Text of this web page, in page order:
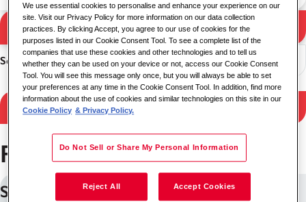
Rezultati pretrage
Pretraga
Sortiranje
Filtriraj rezultate
Poslovi u Бирмингем
Systems Engineer
We use essential cookies to personalise and enhance your experience on our
site. Visit our Privacy Policy for more information on our data collection
practices. By clicking Accept, you agree to our use of cookies for the
purposes listed in our Cookie Consent Tool. To see a complete list of the
companies that use these cookies and other technologies and to tell us
whether they can be used on your device or not, access our Cookie Consent
Tool. You will see this message only once, but you will always be able to set
your preferences at any time in the Cookie Consent Tool. In addition, find more
information about the use of cookies and similar technologies on this site in our
Cookie Policy & Privacy Policy.
Do Not Sell or Share My Personal Information
Reject All Accept Cookies